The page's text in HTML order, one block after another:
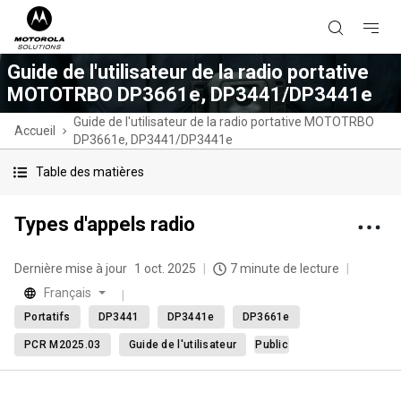
Guide de l'utilisateur de la radio portative
MOTOTRBO DP3661e, DP3441/DP3441e
Accueil
Guide de l'utilisateur de la radio portative MOTOTRBO
DP3661e, DP3441/DP3441e
Table des matières
Types d'appels radio
Dernière mise à jour 1 oct. 2025
7 minute de lecture
Français
Portatifs DP3441 DP3441e DP3661e
PCR M2025.03 Guide de l'utilisateur Public